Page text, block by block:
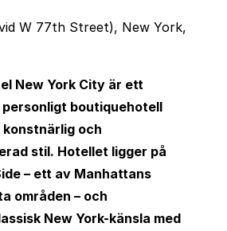
W 77th Street), New York,
New York City är ett
boutiquehotell
konstnärlig och
stil. Hotellet ligger på
– ett av Manhattans
områden – och
New York-känsla med